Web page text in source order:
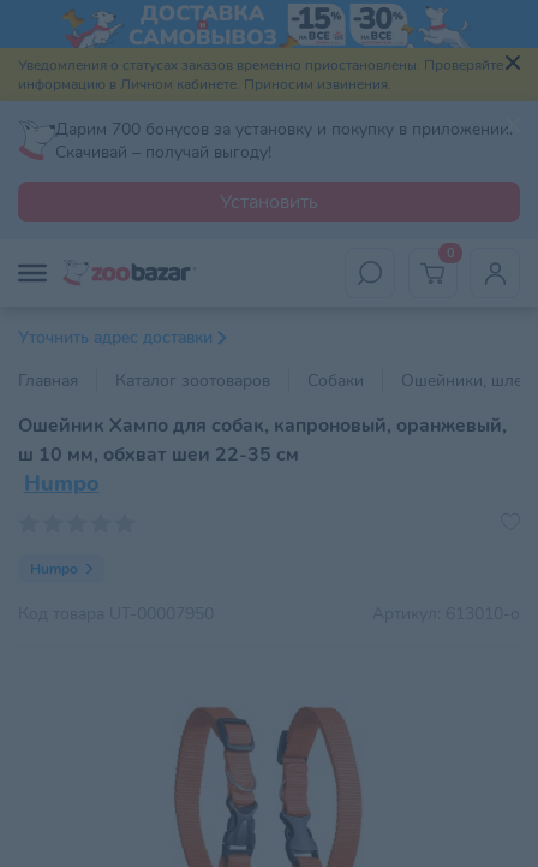
Уведомления о статусах заказов временно приостановлены. Проверяйте
информацию в Личном кабинете. Приносим извинения.
Дарим 700 бонусов за установку и покупку в приложении.
Скачивай – получай выгоду!
Установить
0
Уточнить адрес доставки
Главная
Каталог зоотоваров Собаки Ошейники,
Ошейник Хампо для собак, капроновый, оранжевый,
ш 10 мм, обхват шеи 22-35 см
Humpo
Humpo